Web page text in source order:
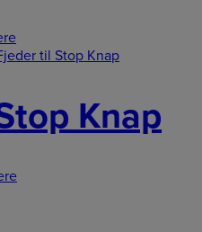
Knap